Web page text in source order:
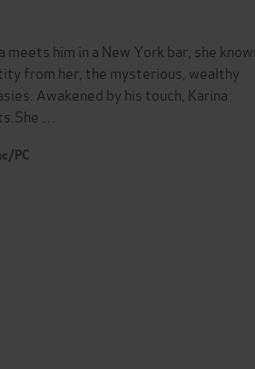
him in a New York bar, she
from her, the mysterious, wealthy
Awakened by his touch, Karina
…
PC